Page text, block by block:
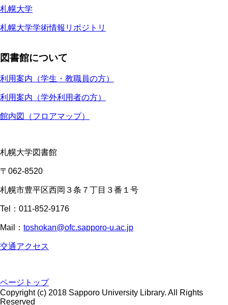
札幌大学
札幌大学学術情報リポジトリ
図書館について
利用案内（学生・教職員の方）
利用案内（学外利用者の方）
館内図（フロアマップ）
札幌大学図書館
〒062-8520
札幌市豊平区西岡３条７丁目３番１号
Tel：011-852-9176
Mail： toshokan@ofc.sapporo-u.ac.jp
交通アクセス
ページトップ
Copyright (c) 2018 Sapporo University Library. All Rights
Reserved